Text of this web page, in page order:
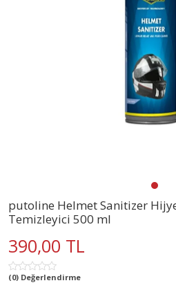
putoline Helmet Sanitizer
Temizleyici 500 ml
390,00 TL
(0) Değerlendirme